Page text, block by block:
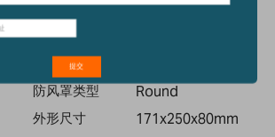
外壳
防风罩类型 Round
外形尺寸 171x250x80mm